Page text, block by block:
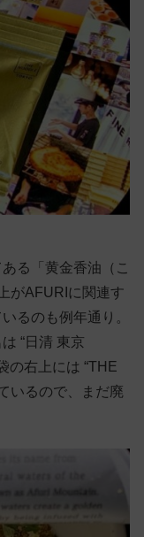
る「黄金香油（こ
がAFURIに関連す
るのも例年通り。
“日清 東京
の右上には “THE
いるので、まだ廃